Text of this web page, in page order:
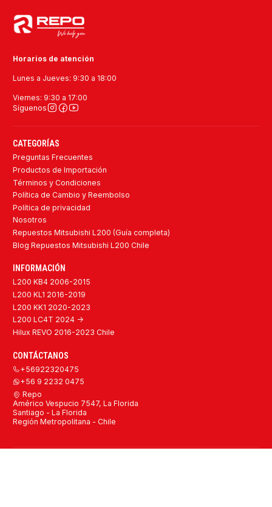
Horarios de atención
Lunes a Jueves: 9:30 a 18:00
Viernes: 9:30 a 17:00
Síguenos
CATEGORÍAS
Preguntas Frecuentes
Productos de Importación
Términos y Condiciones
Política de Cambio y Reembolso
Política de privacidad
Nosotros
Repuestos Mitsubishi L200 (Guía completa)
Blog Repuestos Mitsubishi L200 Chile
INFORMACIÓN
L200 KB4 2006-2015
L200 KL1 2016-2019
L200 KK1 2020-2023
L200 LC4T 2024 ->
Hilux REVO 2016-2023 Chile
CONTÁCTANOS
+56922320475
+56 9 2232 0475
Repo
Américo Vespucio 7547, La Florida
Santiago - La Florida
Región Metropolitana - Chile